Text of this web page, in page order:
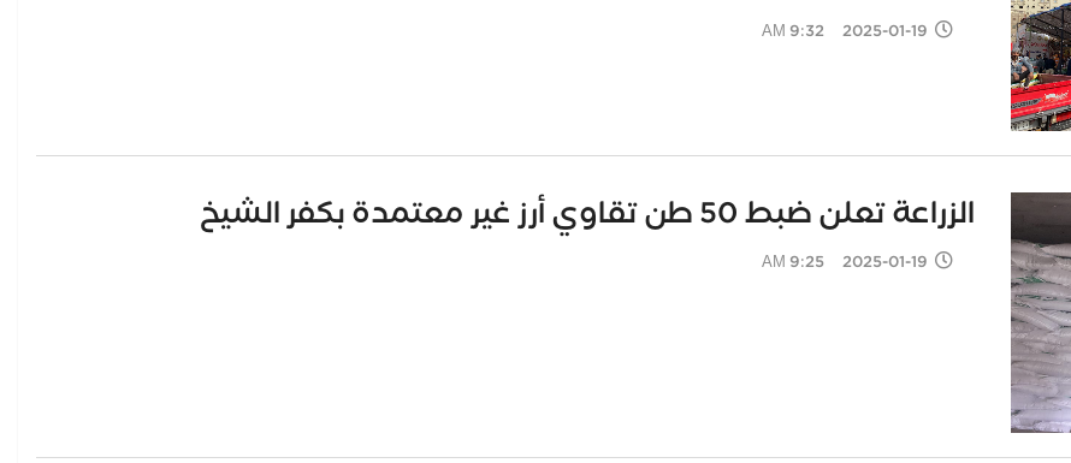
2025-01-19 9:32 AM
الزراعة تعلن ضبط 50 طن تقاوي أرز غير معتمدة بكفر الشيخ
2025-01-19 9:25 AM